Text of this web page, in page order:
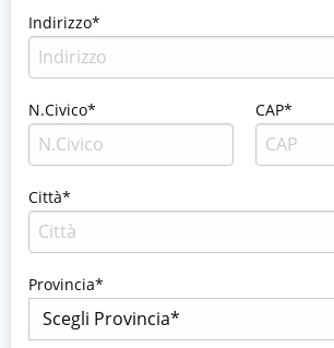
Indirizzo*
N.Civico* CAP*
Città*
Provincia*